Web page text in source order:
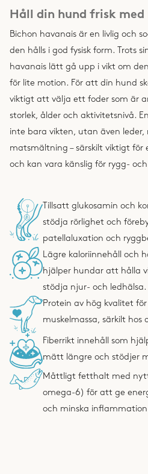
Håll din hund frisk
Bichon havanais är en livlig och
den hålls i god fysisk form. Trots
havanais lätt gå upp i vikt om
för lite motion. För att din hund
viktigt att välja ett foder som är
storlek, ålder och aktivitetsnivå.
inte bara vikten, utan även leder,
matsmältning – särskilt viktigt för
och kan vara känslig för rygg-
Tillsatt glukosamin och
stödja rörlighet och
patellaluxation och
Lägre kaloriinnehåll och
hjälper hundar att hålla
stödja njur- och ledhälsa.
Protein av hög kvalitet
muskelmassa, särkilt hos
Fiberrikt innehåll som
mätt längre och stödjer
Måttligt fetthalt med
omega-6) för att ge
och minska